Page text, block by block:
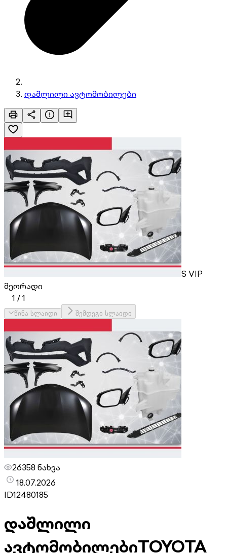
დაშლილი ავტომობილები
S VIP
მეორადი
1 /1
წინა სლაიდი შემდეგი სლაიდი
26358 ნახვა
18.07.2026
ID12480185
დაშლილი
ავტომობილებიTOYOTA